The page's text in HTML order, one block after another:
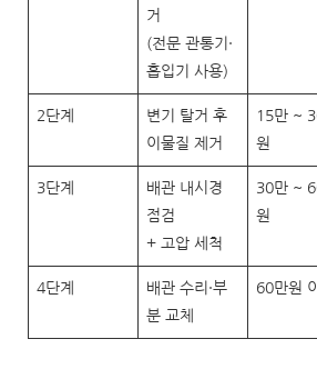
거
(전문 관통기·
흡입기 사용)
2단계
변기 탈거 후
이물질 제거
15만 ~
원
3단계
배관 내시경
점검
+ 고압 세척
30만 ~
원
4단계
배관 수리·부
분 교체
60만원